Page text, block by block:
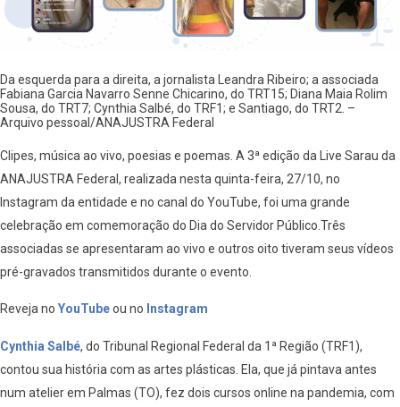
Da esquerda para a direita, a jornalista Leandra Ribeiro; a associada
Fabiana Garcia Navarro Senne Chicarino, do TRT15; Diana Maia Rolim
Sousa, do TRT7; Cynthia Salbé, do TRF1; e Santiago, do TRT2. –
Arquivo pessoal/ANAJUSTRA Federal
Clipes, música ao vivo, poesias e poemas. A 3ª edição da Live Sarau da
ANAJUSTRA Federal, realizada nesta quinta-feira, 27/10, no
Instagram da entidade e no canal do YouTube, foi uma grande
celebração em comemoração do Dia do Servidor Público.Três
associadas se apresentaram ao vivo e outros oito tiveram seus vídeos
pré-gravados transmitidos durante o evento.
Reveja no YouTubeou no Instagram
Cynthia Salbé, do Tribunal Regional Federal da 1ª Região (TRF1),
contou sua história com as artes plásticas. Ela, que já pintava antes
num atelier em Palmas (TO), fez dois cursos online na pandemia, com